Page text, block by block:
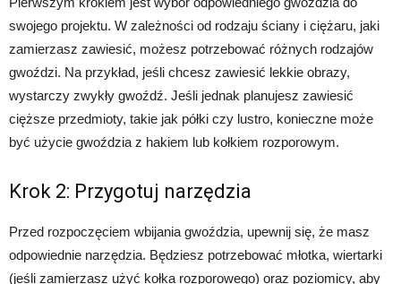
swojego projektu. W zależności od rodzaju ściany i ciężaru, jaki
zamierzasz zawiesić, możesz potrzebować różnych rodzajów
gwoździ. Na przykład, jeśli chcesz zawiesić lekkie obrazy,
wystarczy zwykły gwoźdź. Jeśli jednak planujesz zawiesić
cięższe przedmioty, takie jak półki czy lustro, konieczne może
być użycie gwoździa z hakiem lub kołkiem rozporowym.
Krok 2: Przygotuj narzędzia
Przed rozpoczęciem wbijania gwoździa, upewnij się, że masz
odpowiednie narzędzia. Będziesz potrzebować młotka, wiertarki
(jeśli zamierzasz użyć kołka rozporowego) oraz poziomicy, aby